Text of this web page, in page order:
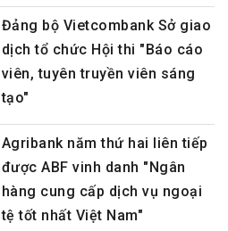
Đảng bộ Vietcombank Sở giao
dịch tổ chức Hội thi "Báo cáo
viên, tuyên truyền viên sáng
tạo"
Agribank năm thứ hai liên tiếp
được ABF vinh danh "Ngân
hàng cung cấp dịch vụ ngoại
tệ tốt nhất Việt Nam"